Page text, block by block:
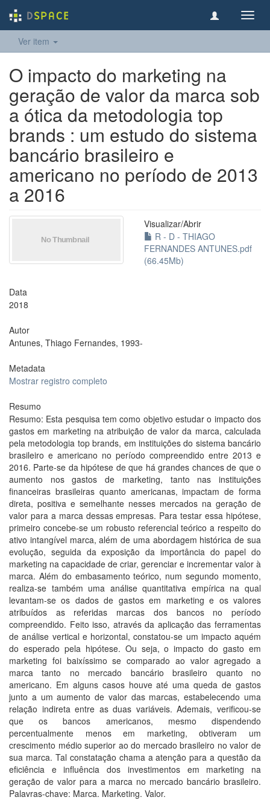
Ver item
O impacto do marketing na
geração de valor da marca sob
a ótica da metodologia top
brands : um estudo do sistema
bancário brasileiro e
americano no período de 2013
a 2016
Visualizar/Abrir
R - D - THIAGO
FERNANDES ANTUNES.pdf
(66.45Mb)
Data
2018
Autor
Antunes, Thiago Fernandes, 1993-
Metadata
Mostrar registro completo
Resumo
Resumo: Esta pesquisa tem como objetivo estudar o impacto dos
gastos em marketing na atribuição de valor da marca, calculada
pela metodologia top brands, em instituições do sistema bancário
brasileiro e americano no período compreendido entre 2013 e
2016. Parte-se da hipótese de que há grandes chances de que o
aumento nos gastos de marketing, tanto nas instituições
financeiras brasileiras quanto americanas, impactam de forma
direta, positiva e semelhante nesses mercados na geração de
valor para a marca dessas empresas. Para testar essa hipótese,
primeiro concebe-se um robusto referencial teórico a respeito do
ativo intangível marca, além de uma abordagem histórica de sua
evolução, seguida da exposição da importância do papel do
marketing na capacidade de criar, gerenciar e incrementar valor à
marca. Além do embasamento teórico, num segundo momento,
realiza-se também uma análise quantitativa empírica na qual
levantam-se os dados de gastos em marketing e os valores
atribuídos as referidas marcas dos bancos no período
compreendido. Feito isso, através da aplicação das ferramentas
de análise vertical e horizontal, constatou-se um impacto aquém
do esperado pela hipótese. Ou seja, o impacto do gasto em
marketing foi baixíssimo se comparado ao valor agregado a
marca tanto no mercado bancário brasileiro quanto no
americano. Em alguns casos houve até uma queda de gastos
junto a um aumento de valor das marcas, estabelecendo uma
relação indireta entre as duas variáveis. Ademais, verificou-se
que os bancos americanos, mesmo dispendendo
percentualmente menos em marketing, obtiveram um
crescimento médio superior ao do mercado brasileiro no valor de
sua marca. Tal constatação chama a atenção para a questão da
eficiência e influência dos investimentos em marketing na
geração de valor para a marca no mercado bancário brasileiro.
Palavras-chave: Marca. Marketing. Valor.